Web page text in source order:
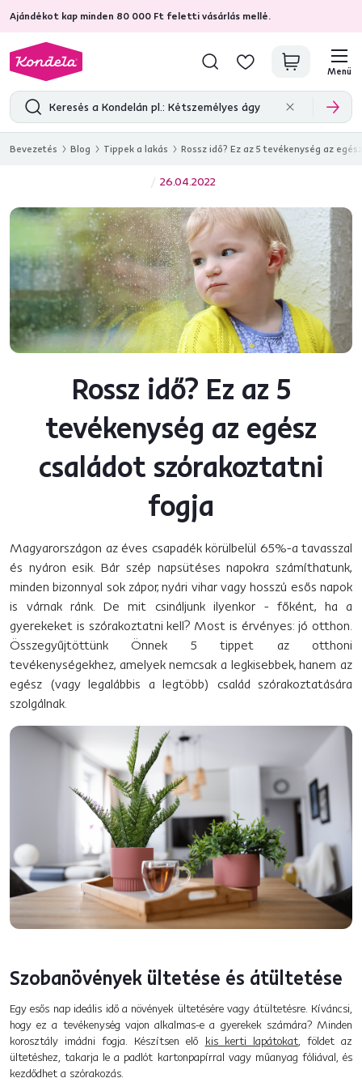
Ajándékot kap minden 80 000 Ft feletti vásárlás mellé.
4,7 31 211 ellenőrzött termékértékelések
Menü
Bevezetés Blog Tippek a lakás Rossz idő? Ez az 5 tevékenység az
26.04.2022
Rossz idő? Ez az 5
tevékenység az egész
családot szórakoztatni
fogja
Magyarországon az éves csapadék körülbelül 65%-a tavasszal
és nyáron esik. Bár szép napsütéses napokra számíthatunk,
minden bizonnyal sok zápor, nyári vihar vagy hosszú esős napok
is várnak ránk. De mit csináljunk ilyenkor - főként, ha a
gyerekeket is szórakoztatni kell? Most is érvényes: jó otthon.
Összegyűjtöttünk Önnek 5 tippet az otthoni
tevékenységekhez, amelyek nemcsak a legkisebbek, hanem az
egész (vagy legalábbis a legtöbb) család szórakoztatására
szolgálnak.
Szobanövények ültetése és átültetése
Egy esős nap ideális idő a növények ültetésére vagy átültetésre. Kíváncsi,
hogy ez a tevékenység vajon alkalmas-e a gyerekek számára? Minden
korosztály imádni fogja. Készítsen elő kis kerti lapátokat, földet az
ültetéshez, takarja le a padlót kartonpapírral vagy műanyag fóliával, és
kezdődhet a szórakozás.